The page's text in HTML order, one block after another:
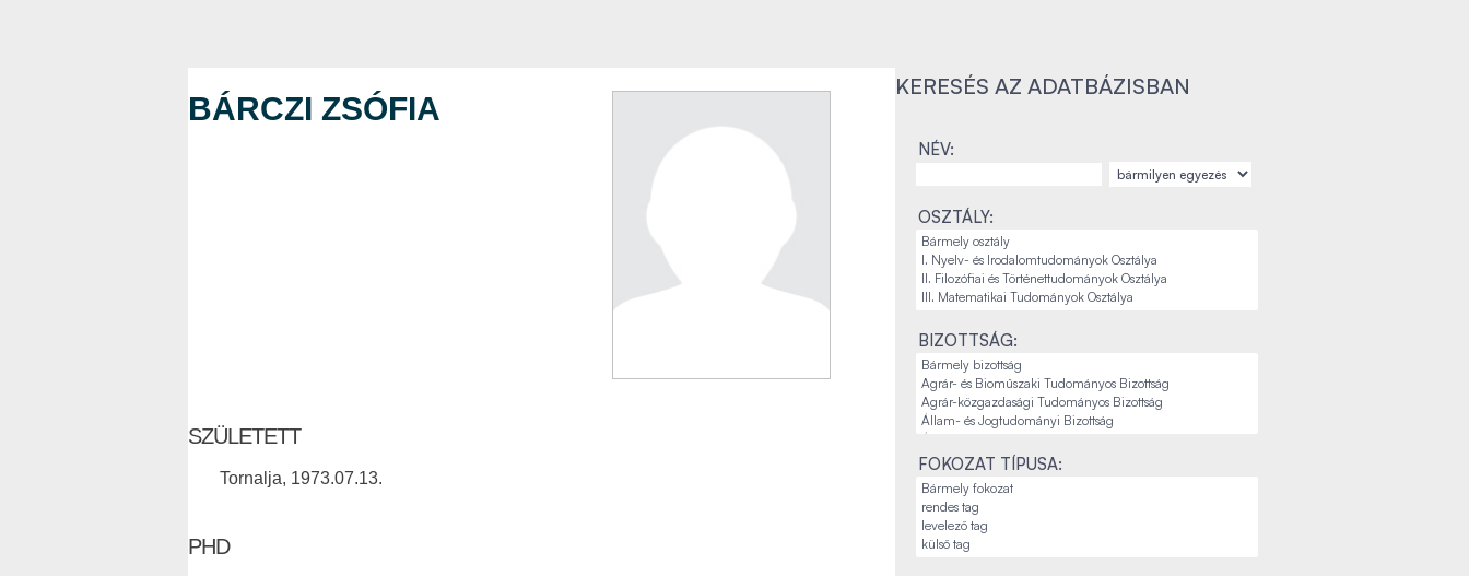
BÁRCZI ZSÓFIA
SZÜLETETT
Tornalja, 1973.07.13.
PHD
KERESÉS AZ ADATBÁZISBAN
NÉV:
OSZTÁLY:
BIZOTTSÁG:
FOKOZAT TÍPUSA: